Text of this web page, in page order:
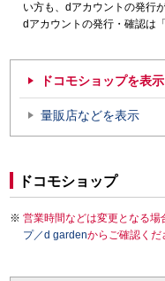
い方も、dアカウントの発行
dアカウントの発行・確認は「
ドコモショップを表示
量販店などを表示
ドコモショップ
営業時間などは変更となる
プ／d gardenからご確認くだ